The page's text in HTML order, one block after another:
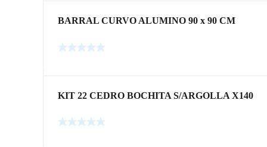
BARRAL CURVO ALUMINO 90 x 90 CM
KIT 22 CEDRO BOCHITA S/ARGOLLA X140